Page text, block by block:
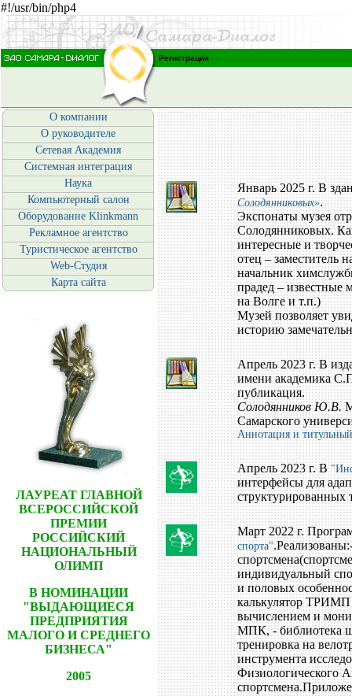
#!/usr/bin/php4
Регистрация
О компании
О руководителе
Сетевая Академия
Системная интеграция
Наука
Компьютерный салон
Оборудование Klinkmann
Рекламное агентство
Туристическое агентство
Web-Студия
Карта сайта
ЛАУРЕАТ ГЛАВНОЙ
ВСЕРОССИЙСКОЙ
ПРЕМИИ
РОССИЙСКИЙ
НАЦИОНАЛЬНЫЙ
ОЛИМП
В НОМИНАЦИИ
"ВЫДАЮЩИЕСЯ
ПРЕДПРИЯТИЯ
МАЛОГО И СРЕДНЕГО
БИЗНЕСА"
2005
Январь 2025 г. В
Солодянниковых».
Экспонаты музея
Солодянниковых.
интересные и
отец – заместитель
начальник
прадед – известные
на Волге и т.п.)
Музей позволяет
историю
Апрель 2023 г. В
имени академика
публикация.
Солодянников Ю.В.
Самарского
Аннотация и
Апрель 2023 г. В
интерфейсы для
структурированных
Март 2022 г.
спорта"
индивидуальный
и половых
калькулятор
вычислением и
МПК, - библиотека
тренировка на
инструмента
Физиологического